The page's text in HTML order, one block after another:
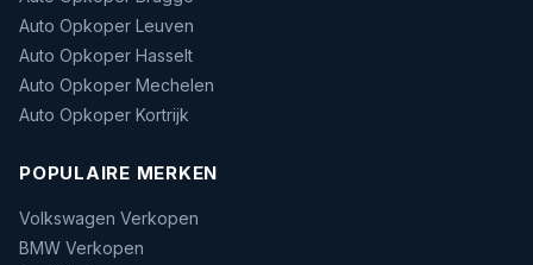
Auto Opkoper Leuven
Auto Opkoper Hasselt
Auto Opkoper Mechelen
Auto Opkoper Kortrijk
POPULAIRE MERKEN
Volkswagen Verkopen
BMW Verkopen